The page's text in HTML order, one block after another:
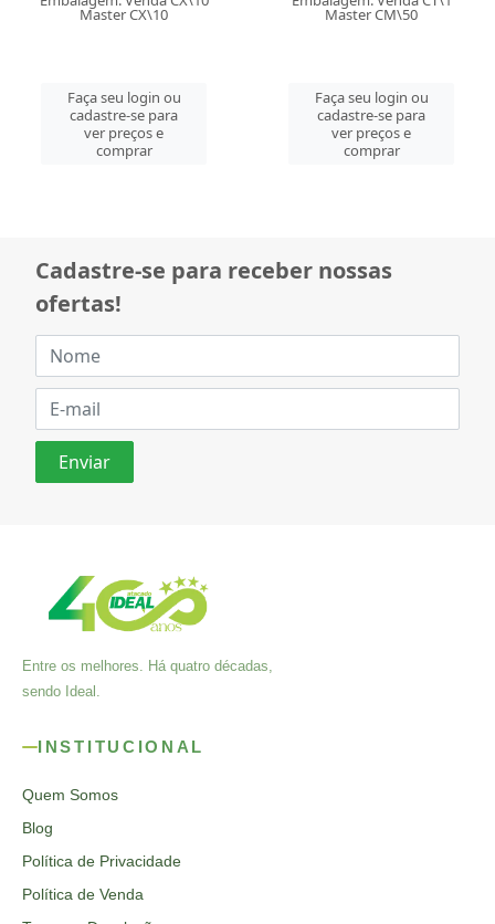
Master CX\10
Faça seu login ou
cadastre-se para
ver preços e
comprar
Master CM\50
Faça seu login ou
cadastre-se para
ver preços e
comprar
Cadastre-se para receber nossas
ofertas!
Entre os melhores. Há quatro décadas,
sendo Ideal.
INSTITUCIONAL
Quem Somos
Blog
Política de Privacidade
Política de Venda